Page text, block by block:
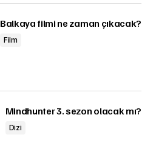
Balkaya filmi ne zaman çıkacak?
Film
Mindhunter 3. sezon olacak mı?
Dizi